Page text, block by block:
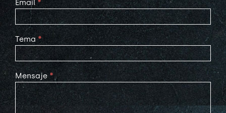
Email *
Tema *
Mensaje *